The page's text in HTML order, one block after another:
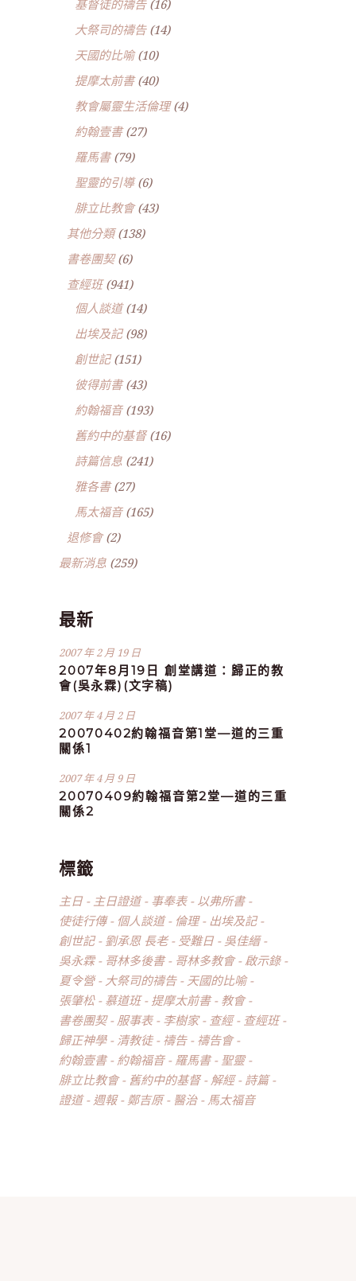
基督徒的禱告(16)
大祭司的禱告(14)
天國的比喻(10)
提摩太前書(40)
教會屬靈生活倫理(4)
約翰壹書(27)
羅馬書(79)
聖靈的引導(6)
腓立比教會(43)
其他分類(138)
書卷團契(6)
查經班(941)
個人談道(14)
出埃及記(98)
創世記(151)
彼得前書(43)
約翰福音(193)
舊約中的基督(16)
詩篇信息 (241)
雅各書(27)
馬太福音(165)
退修會(2)
最新消息 (259)
最新
2007 年 2 月 19 日
2007年8月19日 創堂講道：歸正的教
會(吳永霖)(文字稿)
2007 年 4 月 2 日
20070402約翰福音第1堂—道的三重
關係1
2007 年 4 月 9 日
20070409約翰福音第2堂—道的三重
關係2
標籤
主日 主日證道 事奉表
以弗所書
使徒行傳
個人談道 倫理
出埃及記
創世記
劉承恩 長老 受難日
吳佳縉
吳永霖
哥林多後書 哥林多教會
啟示錄
夏令營
大祭司的禱告
天國的比喻
張肇松
慕道班 提摩太前書
教會
書卷團契
服事表 李樹家 查經
查經班
歸正神學
清教徒 禱告
禱告會
約翰壹書
約翰福音 羅馬書
聖靈
腓立比教會
舊約中的基督 解經
詩篇
證道
週報 鄭吉原 醫治 馬太福音